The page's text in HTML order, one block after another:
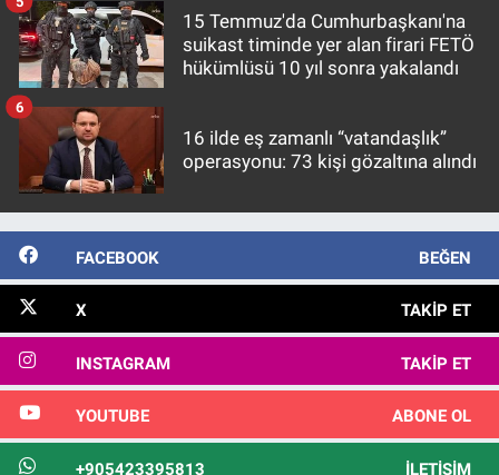
15 Temmuz'da Cumhurbaşkanı'na
suikast timinde yer alan firari FETÖ
hükümlüsü 10 yıl sonra yakalandı
16 ilde eş zamanlı “vatandaşlık”
operasyonu: 73 kişi gözaltına alındı
6
FACEBOOK BEĞEN
X TAKIP ET
INSTAGRAM TAKIP ET
YOUTUBE ABONE OL
+905423395813 İLETIŞIM